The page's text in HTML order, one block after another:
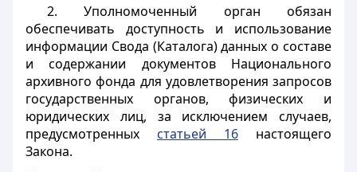
2. Уполномоченный орган обязан
обеспечивать доступность и использование
информации Свода (Каталога) данных о составе
и содержании документов Национального
архивного фонда для удовлетворения запросов
государственных органов, физических и
юридических лиц, за исключением случаев,
предусмотренных статьей 16 настоящего
Закона.